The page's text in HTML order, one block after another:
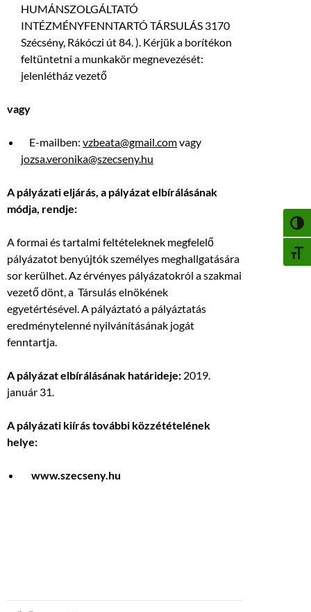
HUMÁNSZOLGÁLTATÓ
INTÉZMÉNYFENNTARTÓ TÁRSULÁS 3170
Szécsény, Rákóczi út 84. ). Kérjük a borítékon
feltüntetni a munkakör megnevezését:
jelenlétház vezető
vagy
E-mailben: vzbeata@gmail.comvagy
jozsa.veronika@szecseny.hu
A pályázati eljárás, a pályázat elbírálásának
módja, rendje:
A formai és tartalmi feltételeknek megfelelő
pályázatot benyújtók személyes meghallgatására
sor kerülhet. Az érvényes pályázatokról a szakmai
vezető dönt, a Társulás elnökének
egyetértésével. A pályáztató a pályáztatás
eredménytelenné nyilvánításának jogát
fenntartja.
A pályázat elbírálásának határideje: 2019.
január 31.
A pályázati kiírás további közzétételének
helye:
www.szecseny.hu